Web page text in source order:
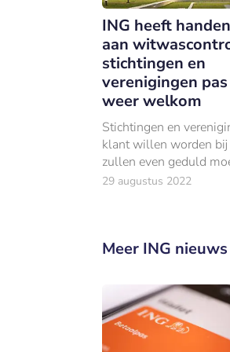
ING heeft
aan
stichtingen en
verenigingen
weer welkom
Stichtingen en
klant willen worden bij
zullen even geduld
hebben. De bank is zo
rekening
29 augustus 2022
Meer ING nieuws